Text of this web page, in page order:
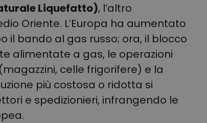
Liquefatto), l’altro
Oriente. L’Europa ha aumentato
il bando al gas russo; ora, il blocco
alimentate a gas, le operazioni
celle frigorifere) e la
più costosa o ridotta si
e spedizionieri, infrangendo le